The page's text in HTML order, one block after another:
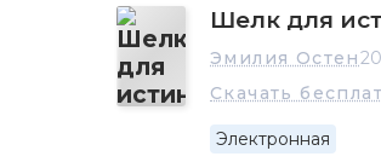
Шелк для
Эмилия Остен
Скачать
Электронная